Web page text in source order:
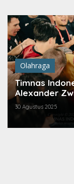
konten
Olahraga
Timnas
Alexander
30 Agustus 2025